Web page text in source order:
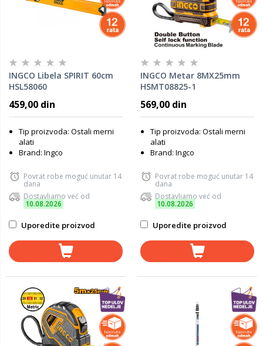
INGCO Libela SPIRIT 60cm
HSL58060
459,00 din
Tip proizvoda: Ostali merni
alati
Brand: Ingco
Povrat robe moguć unutar 14
dana
Dostavljamo već od
10.08.2026
Uporedite proizvod
INGCO Metar 8MX25mm
HSMT08825-1
569,00 din
Tip proizvoda: Ostali merni
alati
Brand: Ingco
Povrat robe moguć unutar 14
dana
Dostavljamo već od
10.08.2026
Uporedite proizvod